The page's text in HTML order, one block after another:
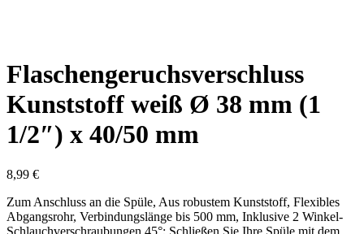
Flaschengeruchsverschluss
Kunststoff weiß Ø 38 mm (1
1/2″) x 40/50 mm
8,99 €
Zum Anschluss an die Spüle, Aus robustem Kunststoff, Flexibles
Abgangsrohr, Verbindungslänge bis 500 mm, Inklusive 2 Winkel-
Schlauchverschraubungen 45°; Schließen Sie Ihre Spüle mit dem